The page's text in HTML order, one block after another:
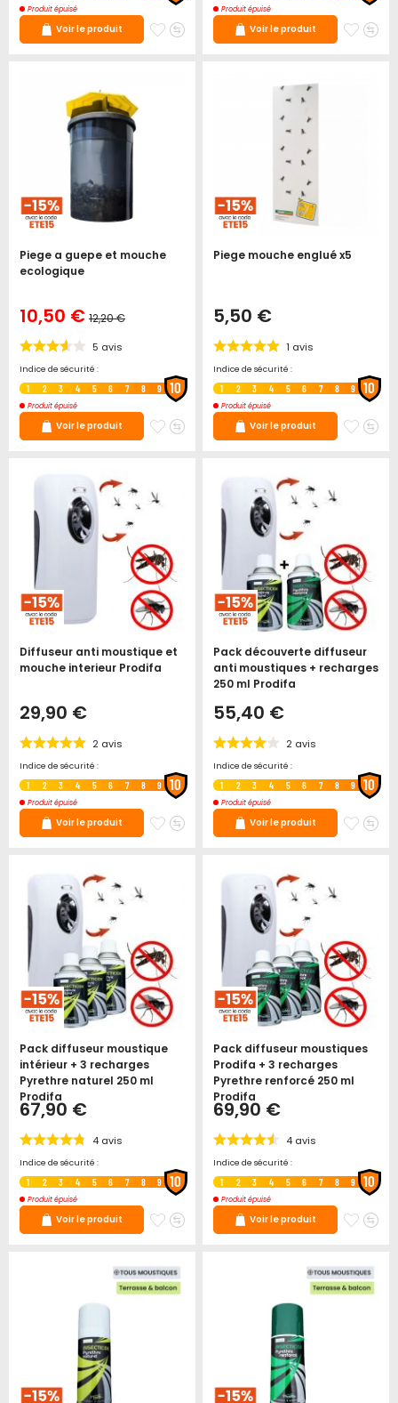
Produit épuisé
Voir le produit
AjouterAjouter
Produit épuisé
Voir le produit
Piege a guepe et mouche
ecologique
Prix
Spécial
10,50 €
normal
12,20 €
5 avis
Indice de sécurité :
1 2 3 4 5 6 7 8 9 10
Produit épuisé
Voir le produit
AjouterAjouter
Piege mouche englué x5
5,50 €
1 avis
Indice de sécurité :
1 2 3 4 5 6 7 8 9 10
Produit épuisé
Voir le produit
Diffuseur anti moustique et
mouche interieur Prodifa
29,90 €
2 avis
Indice de sécurité :
1 2 3 4 5 6 7 8 9 10
Produit épuisé
Voir le produit
AjouterAjouter
Pack découverte diffuseur
anti moustiques + recharges
250 ml Prodifa
55,40 €
2 avis
Indice de sécurité :
1 2 3 4 5 6 7 8 9 10
Produit épuisé
Voir le produit
Pack diffuseur moustique
intérieur + 3 recharges
Pyrethre naturel 250 ml
Prodifa
67,90 €
4 avis
Indice de sécurité :
1 2 3 4 5 6 7 8 9 10
Produit épuisé
Voir le produit
Ajouter
favoris
Ajouter
Pack diffuseur moustiques
Prodifa + 3 recharges
Pyrethre renforcé 250 ml
Prodifa
69,90 €
4 avis
Indice de sécurité :
1 2 3 4 5 6 7 8 9 10
Produit épuisé
Voir le produit